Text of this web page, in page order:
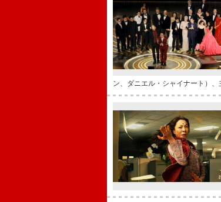
ン、ダニエル・シャイナート）、